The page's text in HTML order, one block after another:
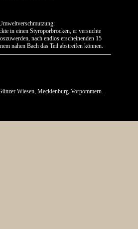
in einen Styroporbrocken, er versuchte
nach endlos erscheinenden 15
nahen Bach das Teil abstreifen können.
Wiesen, Mecklenburg-Vorpommern.